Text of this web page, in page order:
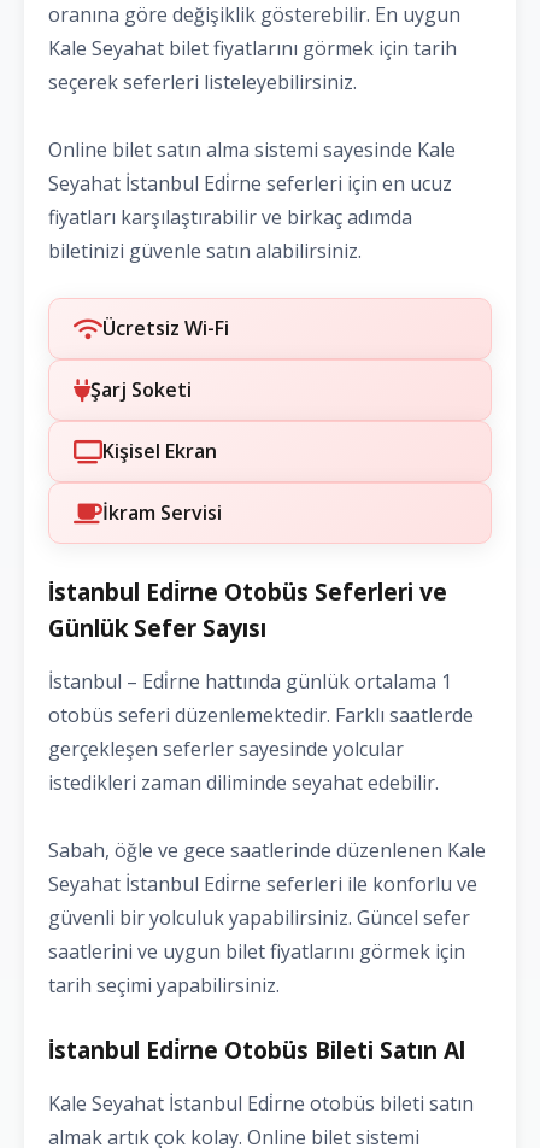
oranına göre değişiklik gösterebilir. En uygun
Kale Seyahat bilet fiyatlarını görmek için tarih
seçerek seferleri listeleyebilirsiniz.
Online bilet satın alma sistemi sayesinde Kale
Seyahat İstanbul Edi̇rne seferleri için en ucuz
fiyatları karşılaştırabilir ve birkaç adımda
biletinizi güvenle satın alabilirsiniz.
Ücretsiz Wi-Fi
Şarj Soketi
Kişisel Ekran
İkram Servisi
İstanbul Edi̇rne Otobüs Seferleri ve
Günlük Sefer Sayısı
İstanbul – Edi̇rne hattında günlük ortalama 1
otobüs seferi düzenlemektedir. Farklı saatlerde
gerçekleşen seferler sayesinde yolcular
istedikleri zaman diliminde seyahat edebilir.
Sabah, öğle ve gece saatlerinde düzenlenen Kale
Seyahat İstanbul Edi̇rne seferleri ile konforlu ve
güvenli bir yolculuk yapabilirsiniz. Güncel sefer
saatlerini ve uygun bilet fiyatlarını görmek için
tarih seçimi yapabilirsiniz.
İstanbul Edi̇rne Otobüs Bileti Satın Al
Kale Seyahat İstanbul Edi̇rne otobüs bileti satın
almak artık çok kolay. Online bilet sistemi